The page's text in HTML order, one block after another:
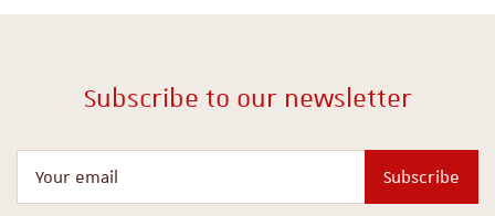
Subscribe to our newsletter
Subscribe